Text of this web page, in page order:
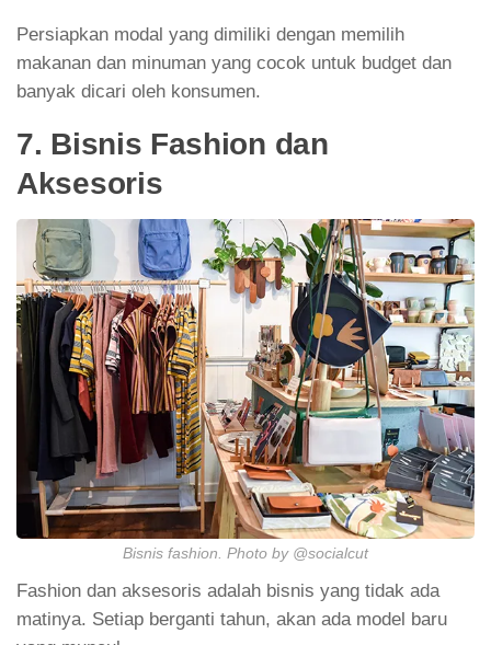
Persiapkan modal yang dimiliki dengan memilih
makanan dan minuman yang cocok untuk budget dan
banyak dicari oleh konsumen.
7. Bisnis Fashion dan
Aksesoris
Bisnis fashion. Photo by @socialcut
Fashion dan aksesoris adalah bisnis yang tidak ada
matinya. Setiap berganti tahun, akan ada model baru